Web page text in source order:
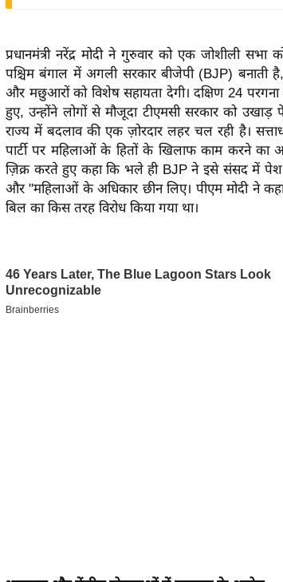
प्रधानमंत्री नरेंद्र मोदी ने गुरुवार को एक जोशीली
पश्चिम बंगाल में अगली सरकार बीजेपी (BJP) बनाती
और मछुआरों को विशेष सहायता देगी। दक्षिण 24
हुए, उन्होंने लोगों से मौजूदा टीएमसी सरकार को
राज्य में बदलाव की एक ज़ोरदार लहर चल रही है।
पार्टी पर महिलाओं के हितों के खिलाफ काम करने का
ज़िक्र करते हुए कहा कि भले ही BJP ने इसे संसद में पेश
और "महिलाओं के अधिकार छीन लिए। पीएम मोदी ने
बिल का किस तरह विरोध किया गया था।